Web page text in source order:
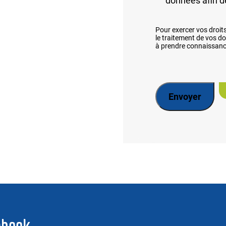
Pour exercer vos
le traitement de vos
à prendre